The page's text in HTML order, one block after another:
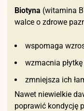
Biotyna (witamina
walce o zdrowe
wspomaga
wzmacnia
zmniejsza ich
Nawet niewielkie
poprawić kondycję